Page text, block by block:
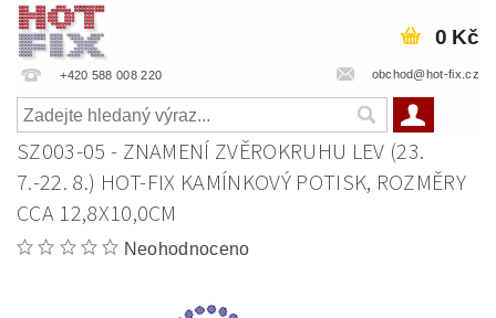
+420 588 008 220 obchod@hot-fix.cz
0 Kč
SZ003-05 - ZNAMENÍ ZVĚROKRUHU LEV (23.
7.-22. 8.) HOT-FIX KAMÍNKOVÝ POTISK, ROZMĚRY
CCA 12,8X10,0CM
Neohodnoceno